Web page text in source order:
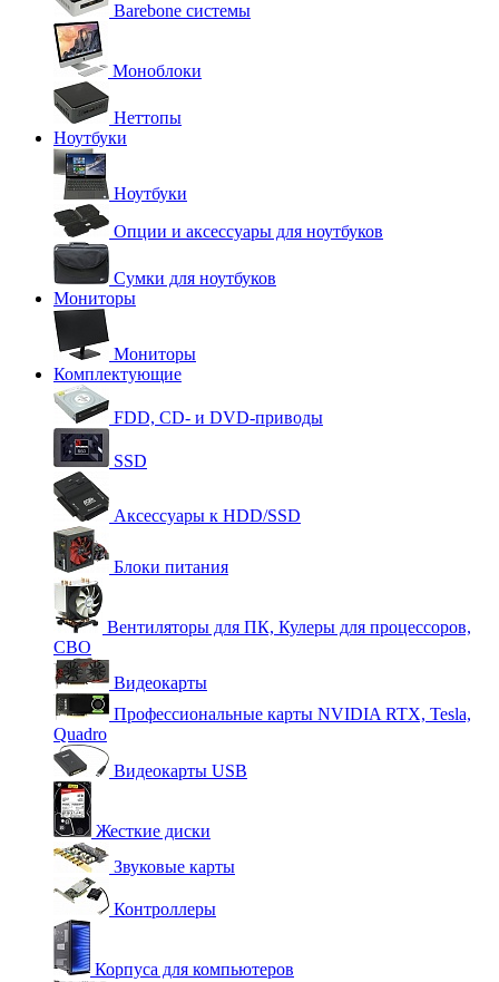
Barebone системы
Моноблоки
Неттопы
Ноутбуки
Ноутбуки
Опции и аксессуары для ноутбуков
Сумки для ноутбуков
Мониторы
Мониторы
Комплектующие
FDD, CD- и DVD-приводы
SSD
Аксессуары к HDD/SSD
Блоки питания
Вентиляторы для ПК, Кулеры для процессоров,
СВО
Видеокарты
Профессиональные карты NVIDIA RTX, Tesla,
Quadro
Видеокарты USB
Жесткие диски
Звуковые карты
Контроллеры
Корпуса для компьютеров